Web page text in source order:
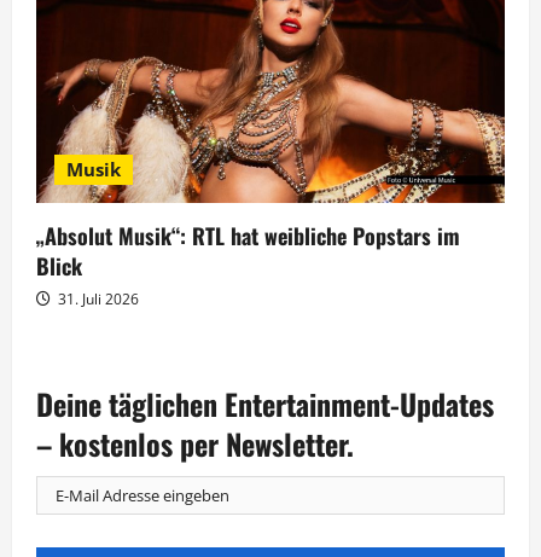
Musik
„Absolut Musik“: RTL hat weibliche Popstars im
Blick
31. Juli 2026
Deine täglichen Entertainment-Updates
– kostenlos per Newsletter.